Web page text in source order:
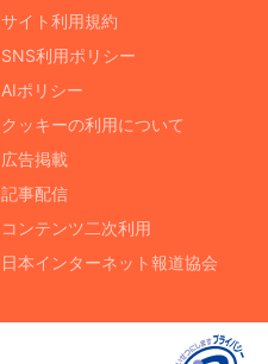
サイト利用規約
SNS利用ポリシー
AIポリシー
クッキーの利用について
広告掲載
記事配信
コンテンツ二次利用
日本インターネット報道協会